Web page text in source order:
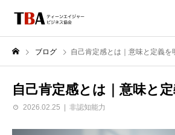
ブログ 自己肯定感とは｜意味と定義を
自己肯定感とは｜意味と
2026.02.25 非認知能力